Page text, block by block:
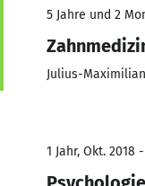
5 Jahre und 2
Julius-
1 Jahr, Okt. 2018